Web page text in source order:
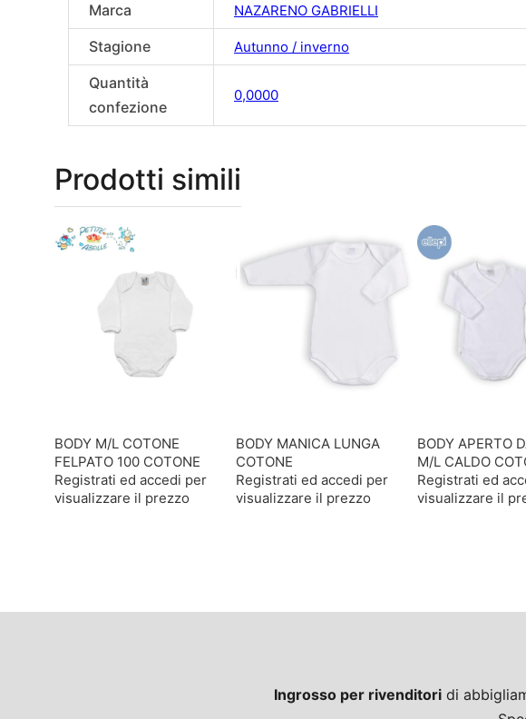
Marca NAZARENO GABRIELLI
Stagione Autunno / inverno
Quantità
confezione
0,0000
Prodotti simili
BODY M/L COTONE
FELPATO 100 COTONE
Registrati ed accedi per
visualizzare il prezzo
BODY MANICA LUNGA
COTONE
Registrati ed accedi per
visualizzare il prezzo
BODY APERTO
M/L CALDO
Registrati ed
visualizzare il
Ingrosso per rivenditori di